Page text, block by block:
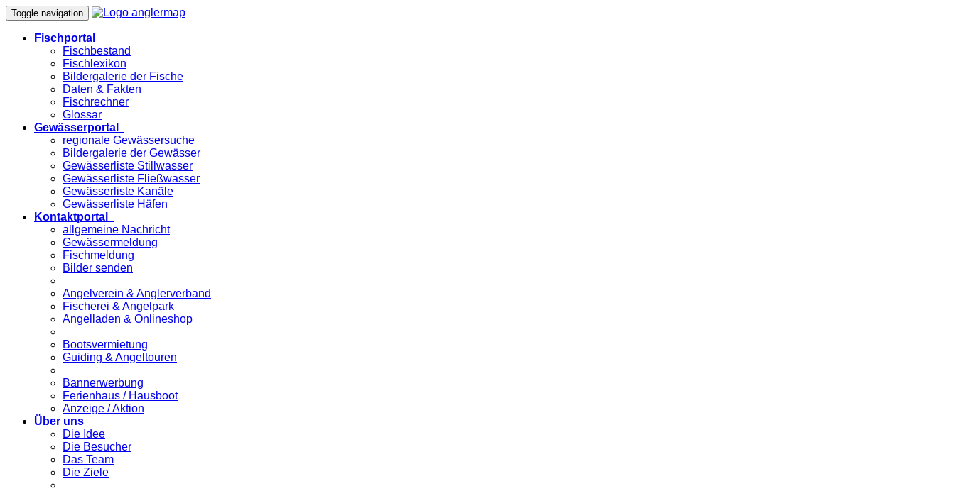
Toggle navigation
Fischportal
Fischbestand
Fischlexikon
Bildergalerie der Fische
Daten & Fakten
Fischrechner
Glossar
Gewässerportal
regionale Gewässersuche
Bildergalerie der Gewässer
Gewässerliste Stillwasser
Gewässerliste Fließwasser
Gewässerliste Kanäle
Gewässerliste Häfen
Kontaktportal
allgemeine Nachricht
Gewässermeldung
Fischmeldung
Bilder senden
Angelverein & Anglerverband
Fischerei & Angelpark
Angelladen & Onlineshop
Bootsvermietung
Guiding & Angeltouren
Bannerwerbung
Ferienhaus / Hausboot
Anzeige / Aktion
Über uns
Die Idee
Die Besucher
Das Team
Die Ziele